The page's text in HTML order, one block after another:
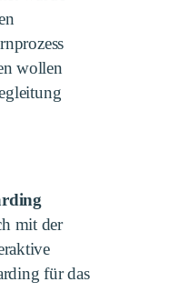
wollen
mit der
für das